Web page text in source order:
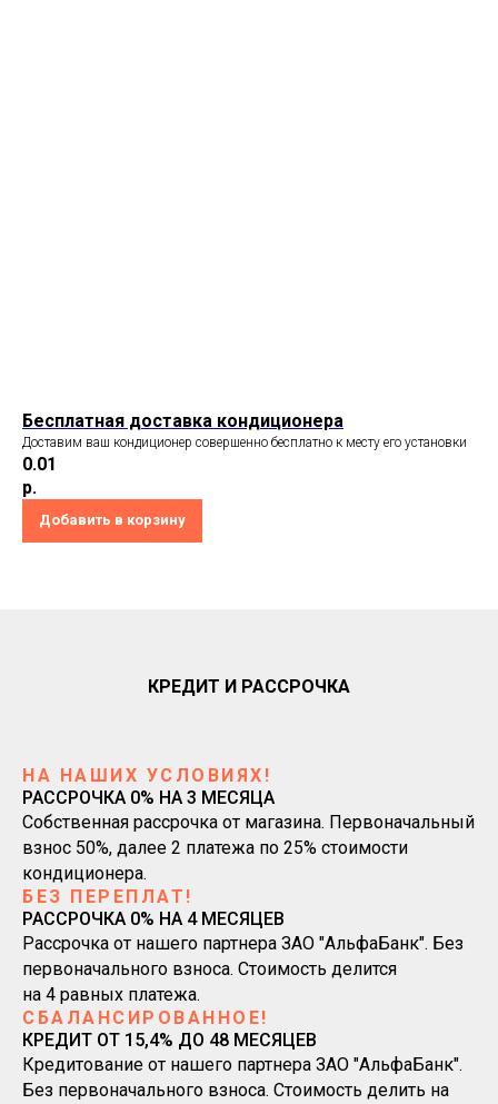
Бесплатная доставка кондиционера
Доставим ваш кондиционер совершенно бесплатно к месту его установки
0.01
р.
Добавить в корзину
КРЕДИТ И РАССРОЧКА
НА НАШИХ УСЛОВИЯХ!
РАССРОЧКА 0% НА 3 МЕСЯЦА
Собственная рассрочка от магазина. Первоначальный
взнос 50%, далее 2 платежа по 25% стоимости
кондиционера.
БЕЗ ПЕРЕПЛАТ!
РАССРОЧКА 0% НА 4 МЕСЯЦЕВ
Рассрочка от нашего партнера ЗАО "АльфаБанк". Без
первоначального взноса. Стоимость делится
на 4 равных платежа.
СБАЛАНСИРОВАННОЕ!
КРЕДИТ ОТ 15,4% ДО 48 МЕСЯЦЕВ
Кредитование от нашего партнера ЗАО "АльфаБанк".
Без первоначального взноса. Стоимость делить на